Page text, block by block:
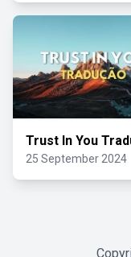
Trust In You
25 September 2024